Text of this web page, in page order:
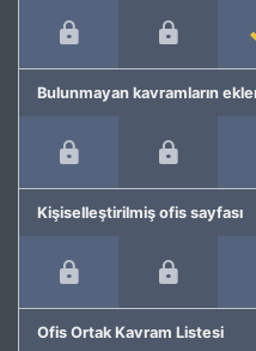
Bulunmayan kavramların
Kişiselleştirilmiş ofis sayfası
Ofis Ortak Kavram Listesi